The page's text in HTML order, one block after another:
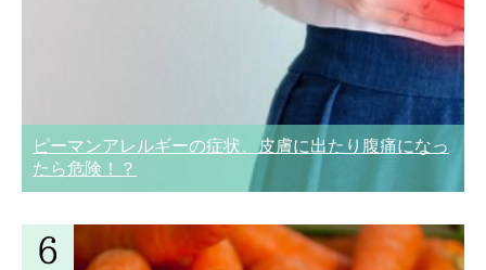
ピーマンアレルギーの症状、皮膚に出たり腹痛になっ
たら危険！？